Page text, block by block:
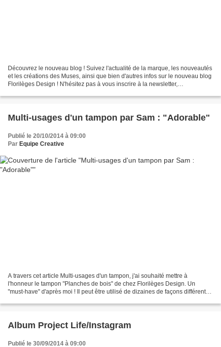
Découvrez le nouveau blog ! Suivez l'actualité de la marque, les nouveautés
et les créations des Muses, ainsi que bien d'autres infos sur le nouveau blog
Florilèges Design ! N'hésitez pas à vous inscrire à la newsletter,
Multi-usages d'un tampon par Sam : "Adorable"
Publié le 20/10/2014 à 09:00
Par Equipe Creative
A travers cet article Multi-usages d'un tampon, j'ai souhaité mettre à
l'honneur le tampon "Planches de bois" de chez Florilèges Design. Un
"must-have" d'après moi ! Il peut être utilisé de dizaines de façons différentes
Album Project Life/Instagram
Publié le 30/09/2014 à 09:00